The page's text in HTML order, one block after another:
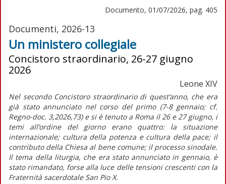
Documento, 01/07/2026, pag. 405
Documenti, 2026-13
Un ministero collegiale
Concistoro straordinario, 26-27 giugno
2026
Leone XIV
Nel secondo Concistoro straordinario di quest’anno, che era
già stato annunciato nel corso del primo (7-8 gennaio; cf.
Regno-doc. 3,2026,73) e si è tenuto a Roma il 26 e 27 giugno, i
temi all’ordine del giorno erano quattro: la situazione
internazionale; cultura della potenza e cultura della pace; il
contributo della Chiesa al bene comune; il processo sinodale.
Il tema della liturgia, che era stato annunciato in gennaio, è
stato rimandato, forse alla luce delle tensioni crescenti con la
Fraternità sacerdotale San Pio X.